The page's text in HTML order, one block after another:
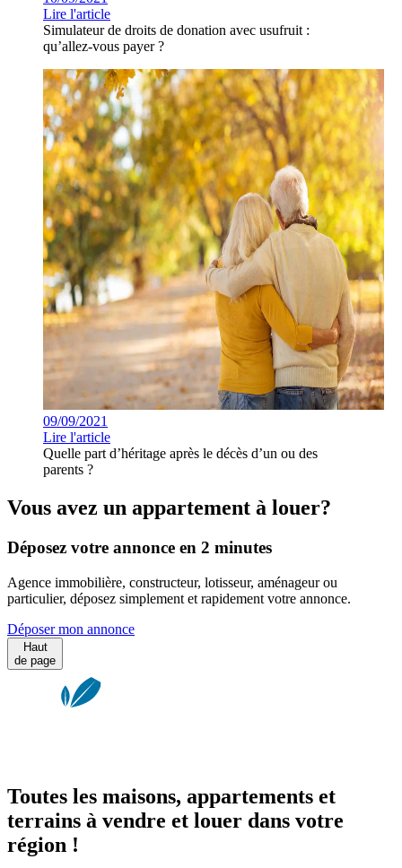
Lire l'article
Simulateur de droits de donation avec usufruit :
qu’allez-vous payer ?
09/09/2021
Lire l'article
Quelle part d’héritage après le décès d’un ou des
parents ?
Vous avez un appartement à louer?
Déposez votre annonce en 2 minutes
Agence immobilière, constructeur, lotisseur, aménageur ou
particulier, déposez simplement et rapidement votre annonce.
Déposer mon annonce
Haut
de page
Toutes les maisons, appartements et
terrains à vendre et louer dans votre
région !